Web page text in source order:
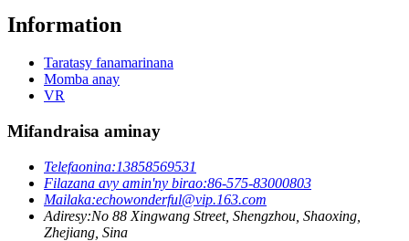
Information
Taratasy fanamarinana
Momba anay
VR
Mifandraisa aminay
Telefaonina:13858569531
Filazana avy amin'ny birao:86-575-83000803
Mailaka:echowonderful@vip.163.com
Adiresy:No 88 Xingwang Street, Shengzhou, Shaoxing,
Zhejiang, Sina